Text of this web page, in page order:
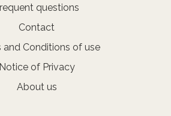
questions
Contact
and Conditions of use
Notice of Privacy
About us